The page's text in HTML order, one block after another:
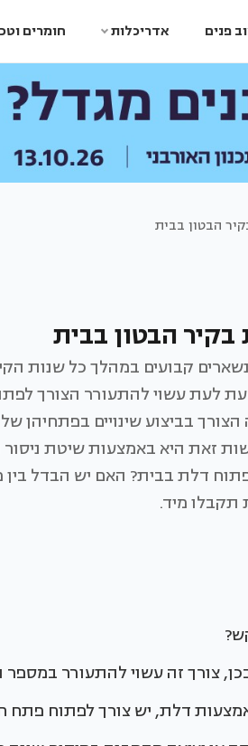
פנים אדריכלות חומרים
הבטון בבית
הבטון בבית
קבועים במהלך כל שנות
לעת עשוי להתעורר הצורך
בביצוע שינויים בפתחיהן
זאת היא באמצעות שיטת
דלת בבית? האם יש הבדל
תקבלו מיד.
צורך זה עשוי להתעורר במספר
דלת, יש צורך לפתוח פתח